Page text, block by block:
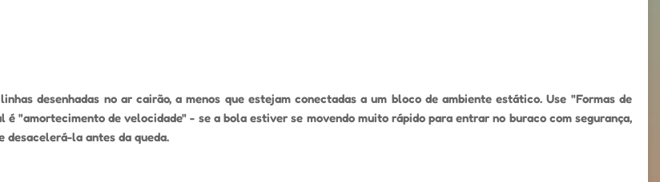
desenhadas no ar cairão, a menos que estejam conectadas a um bloco de ambiente estático. Use "Formas de
"amortecimento de velocidade" - se a bola estiver se movendo muito rápido para entrar no buraco com segurança,
desacelerá-la antes da queda.